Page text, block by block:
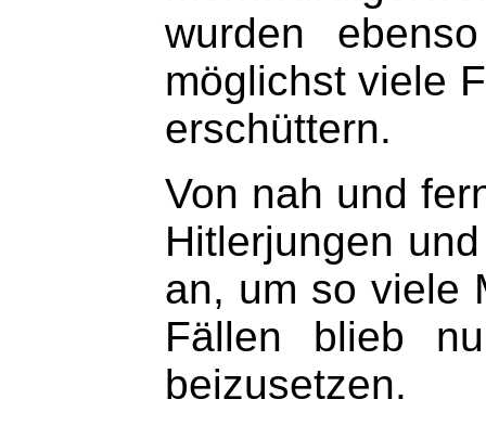
wurden
möglichst viele
erschüttern.
Von nah und
Hitlerjungen
an, um so viele
Fällen blieb
beizusetzen.